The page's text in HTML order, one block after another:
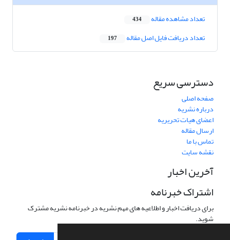
تعداد مشاهده مقاله 434
تعداد دریافت فایل اصل مقاله 197
دسترسی سریع
صفحه اصلی
درباره نشریه
اعضای هیات تحریریه
ارسال مقاله
تماس با ما
نقشه سایت
آخرین اخبار
اشتراک خبرنامه
برای دریافت اخبار و اطلاعیه های مهم نشریه در خبرنامه نشریه مشترک
شوید.